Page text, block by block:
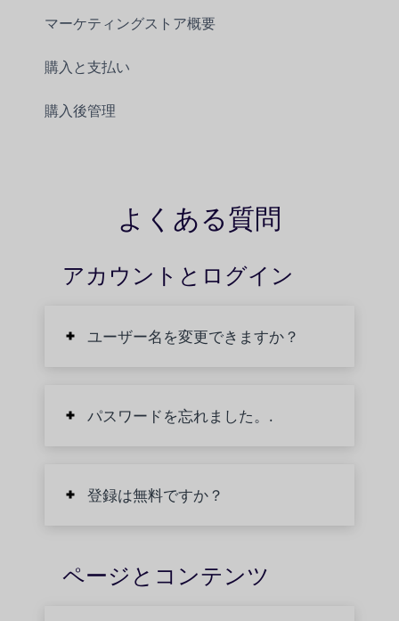
マーケティングストア概要
購入と支払い
購入後管理
よくある質問
アカウントとログイン
ユーザー名を変更できますか？
パスワードを忘れました。.
登録は無料ですか？
ページとコンテンツ